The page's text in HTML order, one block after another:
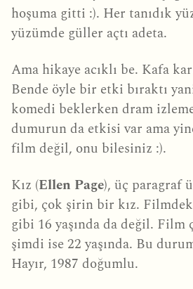
hoşuma gitti :). Her tanıdık
yüzümde güller açtı adeta.
Ama hikaye acıklı be. Kafa
Bende öyle bir etki bıraktı
komedi beklerken dram
dumurun da etkisi var ama
film değil, onu bilesiniz :).
Kız (Ellen Page), üç paragraf
gibi, çok şirin bir kız.
gibi 16 yaşında da değil.
şimdi ise 22 yaşında. Bu
Hayır, 1987 doğumlu.